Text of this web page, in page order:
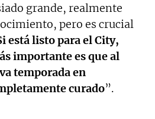
grande, realmente
pero es crucial
está listo para el City,
importante es que al
temporada en
curado”.